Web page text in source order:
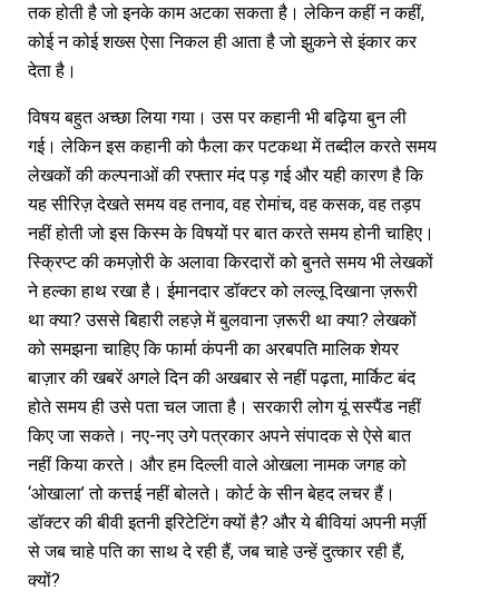
तक होती है जो इनके काम अटका सकता है। लेकिन कहीं न कहीं,
कोई न कोई शख्स ऐसा निकल ही आता है जो झुकने से इंकार कर
देता है।
विषय बहुत अच्छा लिया गया। उस पर कहानी भी बढ़िया बुन ली
गई। लेकिन इस कहानी को फैला कर पटकथा में तब्दील करते समय
लेखकों की कल्पनाओं की रफ्तार मंद पड़ गई और यही कारण है कि
यह सीरिज़ देखते समय वह तनाव, वह रोमांच, वह कसक, वह तड़प
नहीं होती जो इस किस्म के विषयों पर बात करते समय होनी चाहिए।
स्क्रिप्ट की कमज़ोरी के अलावा किरदारों को बुनते समय भी लेखकों
ने हल्का हाथ रखा है। ईमानदार डॉक्टर को लल्लू दिखाना ज़रूरी
था क्या? उससे बिहारी लहज़े में बुलवाना ज़रूरी था क्या? लेखकों
को समझना चाहिए कि फार्मा कंपनी का अरबपति मालिक शेयर
बाज़ार की खबरें अगले दिन की अखबार से नहीं पढ़ता, मार्किट बंद
होते समय ही उसे पता चल जाता है। सरकारी लोग यूं सस्पैंड नहीं
किए जा सकते। नए-नए उगे पत्रकार अपने संपादक से ऐसे बात
नहीं किया करते। और हम दिल्ली वाले ओखला नामक जगह को
‘ओखाला’ तो कत्तई नहीं बोलते। कोर्ट के सीन बेहद लचर हैं।
डॉक्टर की बीवी इतनी इरिटेटिंग क्यों है? और ये बीवियां अपनी मर्ज़ी
से जब चाहे पति का साथ दे रही हैं, जब चाहे उन्हें दुत्कार रही हैं,
क्यों?